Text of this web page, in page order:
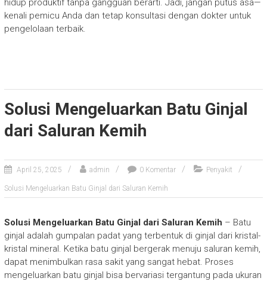
hidup produktif tanpa gangguan berarti. Jadi, jangan putus asa—
kenali pemicu Anda dan tetap konsultasi dengan dokter untuk
pengelolaan terbaik.
Solusi Mengeluarkan Batu Ginjal
dari Saluran Kemih
April 25, 2025 admin 0 Komentar Penyakit
Solusi Mengeluarkan Batu Ginjal dari Saluran Kemih
Solusi Mengeluarkan Batu Ginjal dari Saluran Kemih – Batu
ginjal adalah gumpalan padat yang terbentuk di ginjal dari kristal-
kristal mineral. Ketika batu ginjal bergerak menuju saluran kemih,
dapat menimbulkan rasa sakit yang sangat hebat. Proses
mengeluarkan batu ginjal bisa bervariasi tergantung pada ukuran